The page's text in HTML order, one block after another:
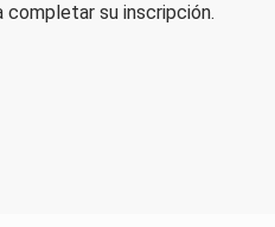
completar su inscripción.